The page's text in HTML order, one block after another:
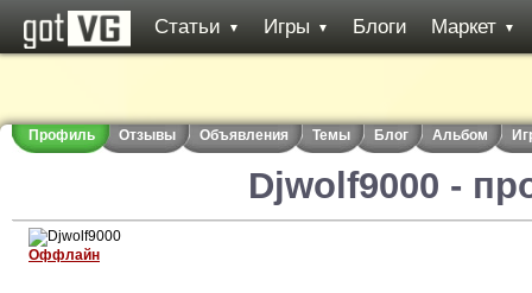
Статьи ▼ Игры ▼ Блоги Маркет ▼
Профиль Отзывы Объявления Темы Блог Альбом
Djwolf9000 -
Оффлайн